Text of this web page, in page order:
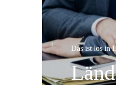
Das ist los in